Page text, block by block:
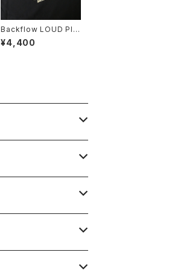
Backflow LOUD PIP
ES S/S T-SHIRT
¥4,400